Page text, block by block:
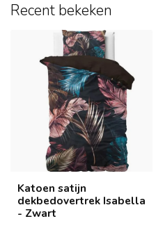
Recent bekeken
Katoen satijn
dekbedovertrek Isabella
- Zwart